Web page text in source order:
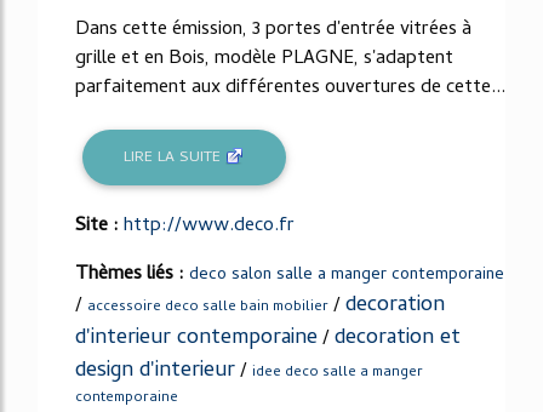
Dans cette émission, 3 portes d'entrée vitrées à
grille et en Bois, modèle PLAGNE, s'adaptent
parfaitement aux différentes ouvertures de cette...
LIRE LA SUITE
Site :http://www.deco.fr
Thèmes liés : deco salon salle a manger contemporaine
/ accessoire deco salle bain mobilier /decoration
d'interieur contemporaine/decoration et
design d'interieur/ idee deco salle a manger
contemporaine